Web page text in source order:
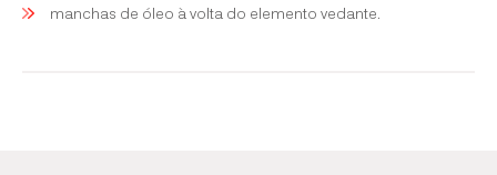
manchas de óleo à volta do elemento vedante.